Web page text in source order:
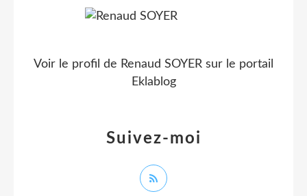
Suivez-moi
Voir le profil de Renaud SOYER sur le portail
Eklablog